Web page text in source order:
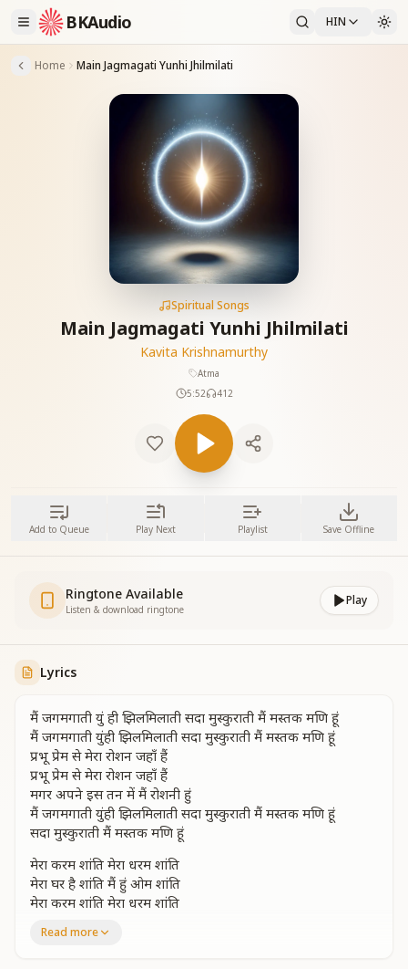
BKAudio HIN
Home Main Jagmagati Yunhi Jhilmilati
Spiritual Songs
Main Jagmagati Yunhi Jhilmilati
Kavita Krishnamurthy
Atma
5:52
412
Add to Queue Play Next Playlist Save Offline
Ringtone Available
Listen & download ringtone
Play
Lyrics
मैं जगमगाती युं ही झिलमिलाती सदा मुस्कुराती मैं मस्तक मणि हूं
मैं जगमगाती युंही झिलमिलाती सदा मुस्कुराती मैं मस्तक मणि हूं
प्रभू प्रेम से मेरा रोशन जहाँ हैं
प्रभू प्रेम से मेरा रोशन जहाँ हैं
मगर अपने इस तन में मैं रोशनी हुं
मैं जगमगाती युंही झिलमिलाती सदा मुस्कुराती मैं मस्तक मणि हूं
सदा मुस्कुराती मैं मस्तक मणि हूं
मेरा करम शांति मेरा धरम शांति
मेरा घर है शांति मैं हुं ओम शांति
मेरा करम शांति मेरा धरम शांति
मैं भंडार हु सद्गुणों शक्तियों का
Read more